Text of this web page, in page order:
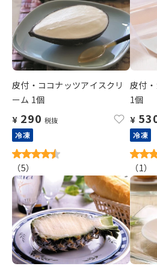
皮付・ココナッツアイスクリ
ーム 1個
¥ 290 税抜
冷凍
（5）
皮付
1個
¥
冷凍
（1）